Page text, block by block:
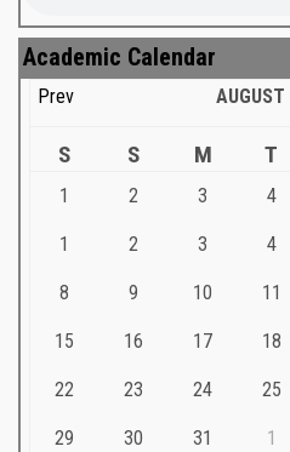
Academic Calendar
Prev AUGUST
S S M T
1 2 3 4
1 2 3 4
8 9 10 11
15 16 17 18
22 23 24 25
29 30 31 1